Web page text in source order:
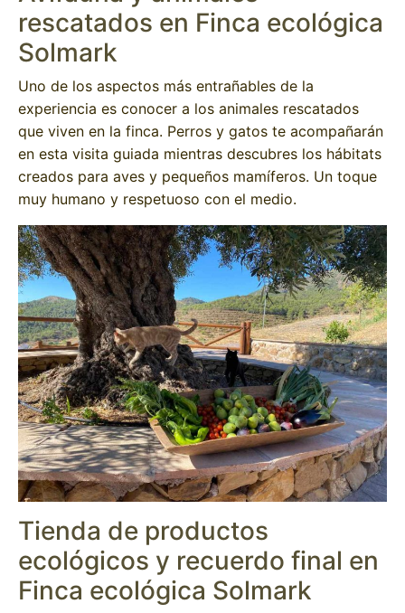
rescatados en Finca ecológica
Solmark
Uno de los aspectos más entrañables de la
experiencia es conocer a los animales rescatados
que viven en la finca. Perros y gatos te acompañarán
en esta visita guiada mientras descubres los hábitats
creados para aves y pequeños mamíferos. Un toque
muy humano y respetuoso con el medio.
Tienda de productos
ecológicos y recuerdo final en
Finca ecológica Solmark